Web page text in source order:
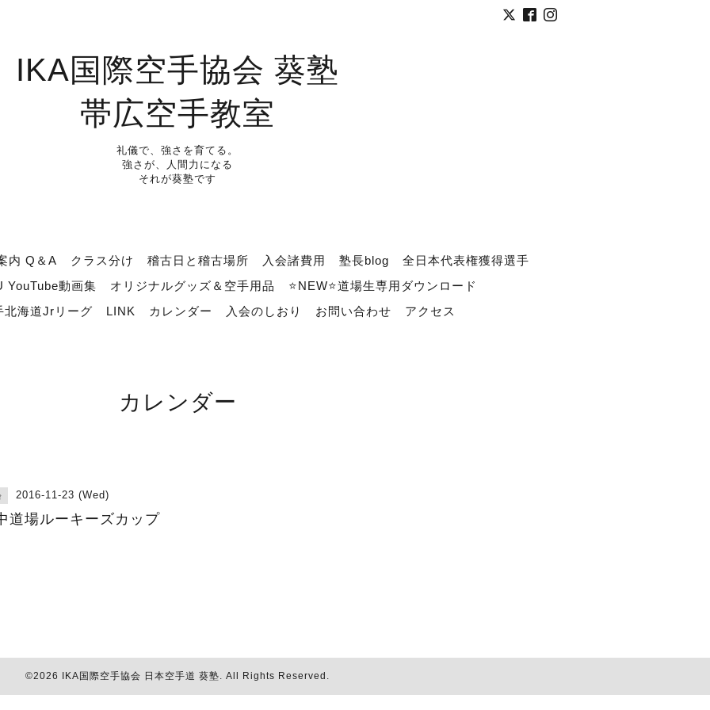
IKA国際空手協会 葵塾
帯広空手教室
礼儀で、強さを育てる。
強さが、人間力になる
それが葵塾です
内 Q＆A クラス分け 稽古日と稽古場所 入会諸費用 塾長blog
全日本代表権獲得選手
YouTube動画集
オリジナルグッズ＆空手用品
⭐NEW⭐道場生専用ダウンロード
北海道Jrリーグ
LINK カレンダー 入会のしおり お問い合わせ アクセス
カレンダー
2016-11-23 (Wed)
道場ルーキーズカップ
©2026 IKA国際空手協会 日本空手道 葵塾. All Rights Reserved.